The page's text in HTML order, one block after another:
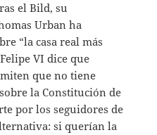
el Bild, su
Urban ha
“la casa real más
VI dice que
que no tiene
la Constitución de
por los seguidores de
si querían la